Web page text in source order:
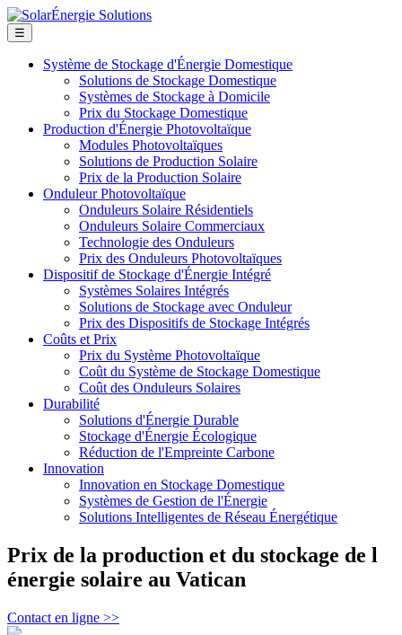
☰
Système de Stockage d'Énergie Domestique
Solutions de Stockage Domestique
Systèmes de Stockage à Domicile
Prix du Stockage Domestique
Production d'Énergie Photovoltaïque
Modules Photovoltaïques
Solutions de Production Solaire
Prix de la Production Solaire
Onduleur Photovoltaïque
Onduleurs Solaire Résidentiels
Onduleurs Solaire Commerciaux
Technologie des Onduleurs
Prix des Onduleurs Photovoltaïques
Dispositif de Stockage d'Énergie Intégré
Systèmes Solaires Intégrés
Solutions de Stockage avec Onduleur
Prix des Dispositifs de Stockage Intégrés
Coûts et Prix
Prix du Système Photovoltaïque
Coût du Système de Stockage Domestique
Coût des Onduleurs Solaires
Durabilité
Solutions d'Énergie Durable
Stockage d'Énergie Écologique
Réduction de l'Empreinte Carbone
Innovation
Innovation en Stockage Domestique
Systèmes de Gestion de l'Énergie
Solutions Intelligentes de Réseau Énergétique
Prix de la production et du stockage de l
énergie solaire au Vatican
Contact en ligne >>